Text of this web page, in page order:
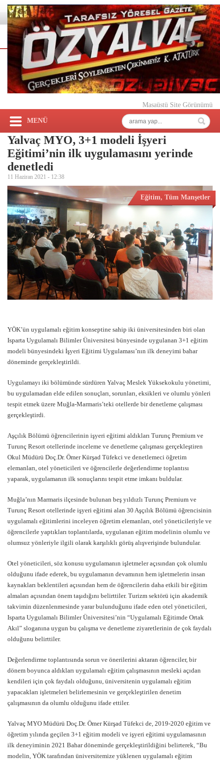
Masaüstü Site Görünümü
MENÜ
Yalvaç MYO, 3+1 modeli İşyeri
Eğitimi’nin ilk uygulamasını yerinde
denetledi
11 Haziran 2021 - 12:38
Eğitim, Tüm Manşetler
YÖK’ün uygulamalı eğitim konseptine sahip iki üniversitesinden biri olan
Isparta Uygulamalı Bilimler Üniversitesi bünyesinde uygulanan 3+1 eğitim
modeli bünyesindeki İşyeri Eğitimi Uygulaması’nın ilk deneyimi bahar
döneminde gerçekleştirildi.
Uygulamayı iki bölümünde sürdüren Yalvaç Meslek Yüksekokulu yönetimi,
bu uygulamadan elde edilen sonuçları, sorunları, eksikleri ve olumlu yönleri
tespit etmek üzere Muğla-Marmaris’teki otellerde bir denetleme çalışması
gerçekleştirdi.
Aşçılık Bölümü öğrencilerinin işyeri eğitimi aldıkları Turunç Premium ve
Turunç Resort otellerinde inceleme ve denetleme çalışması gerçekleştiren
Okul Müdürü Doç.Dr. Ömer Kürşad Tüfekci ve denetlemeci öğretim
elemanları, otel yöneticileri ve öğrencilerle değerlendirme toplantısı
yaparak, uygulamanın ilk sonuçlarını tespit etme imkanı buldular.
Muğla’nın Marmaris ilçesinde bulunan beş yıldızlı Turunç Premium ve
Turunç Resort otellerinde işyeri eğitimi alan 30 Aşçılık Bölümü öğrencisinin
uygulamalı eğitimlerini inceleyen öğretim elemanları, otel yöneticileriyle ve
öğrencilerle yaptıkları toplantılarda, uygulanan eğitim modelinin olumlu ve
olumsuz yönleriyle ilgili olarak karşılıklı görüş alışverişinde bulundular.
Otel yöneticileri, söz konusu uygulamanın işletmeler açısından çok olumlu
olduğunu ifade ederek, bu uygulamanın devamının hem işletmelerin insan
kaynakları beklentileri açısından hem de öğrencilerin daha etkili bir eğitim
almaları açısından önem taşıdığını belirttiler. Turizm sektörü için akademik
takvimin düzenlenmesinde yarar bulunduğunu ifade eden otel yöneticileri,
Isparta Uygulamalı Bilimler Üniversitesi’nin “Uygulamalı Eğitimde Ortak
Akıl” sloganına uygun bu çalışma ve denetleme ziyaretlerinin de çok faydalı
olduğunu belirttiler.
Değerlendirme toplantısında sorun ve önerilerini aktaran öğrenciler, bir
dönem boyunca aldıkları uygulamalı eğitim çalışmasının mesleki açıdan
kendileri için çok faydalı olduğunu, üniversitenin uygulamalı eğitim
yapacakları işletmeleri belirlemesinin ve gerçekleştirilen denetim
çalışmasının da olumlu olduğunu ifade ettiler.
Yalvaç MYO Müdürü Doç.Dr. Ömer Kürşad Tüfekci de, 2019-2020 eğitim ve
öğretim yılında geçilen 3+1 eğitim modeli ve işyeri eğitimi uygulamasının
ilk deneyiminin 2021 Bahar döneminde gerçekleştirildiğini belirterek, “Bu
modelin, YÖK tarafından üniversitemize yüklenen uygulamalı eğitim